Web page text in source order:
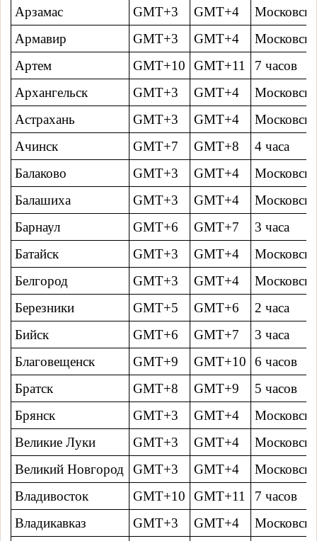
Арзамас
GMT+3 GMT+4
Армавир
GMT+3 GMT+4
Артем
GMT+10 GMT+11
7 часов
Архангельск
GMT+3 GMT+4
Астрахань
GMT+3 GMT+4
Ачинск
GMT+7 GMT+8
4 часa
Балаково
GMT+3 GMT+4
Балашиха
GMT+3 GMT+4
Барнаул
GMT+6 GMT+7
3 часa
Батайск
GMT+3 GMT+4
Белгород
GMT+3 GMT+4
Березники
GMT+5 GMT+6
2 часa
Бийск
GMT+6 GMT+7
3 часa
Благовещенск
GMT+9 GMT+10
6 часов
Братск
GMT+8 GMT+9
5 часов
Брянск
GMT+3 GMT+4
Великие Луки
GMT+3 GMT+4
Великий Новгород
GMT+3 GMT+4
Владивосток
GMT+10 GMT+11
7 часов
Владикавказ
GMT+3 GMT+4